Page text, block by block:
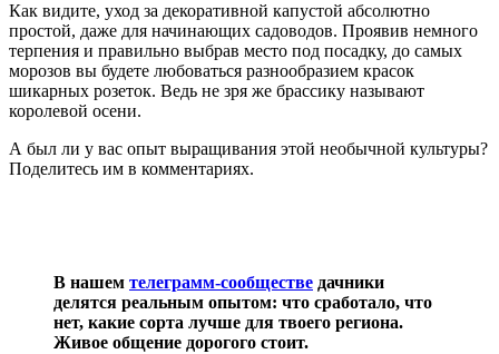
Как видите, уход за декоративной капустой абсолютно
простой, даже для начинающих садоводов. Проявив немного
терпения и правильно выбрав место под посадку, до самых
морозов вы будете любоваться разнообразием красок
шикарных розеток. Ведь не зря же брассику называют
королевой осени.
А был ли у вас опыт выращивания этой необычной культуры?
Поделитесь им в комментариях.
В нашем телеграмм-сообществе дачники
делятся реальным опытом: что сработало, что
нет, какие сорта лучше для твоего региона.
Живое общение дорогого стоит.